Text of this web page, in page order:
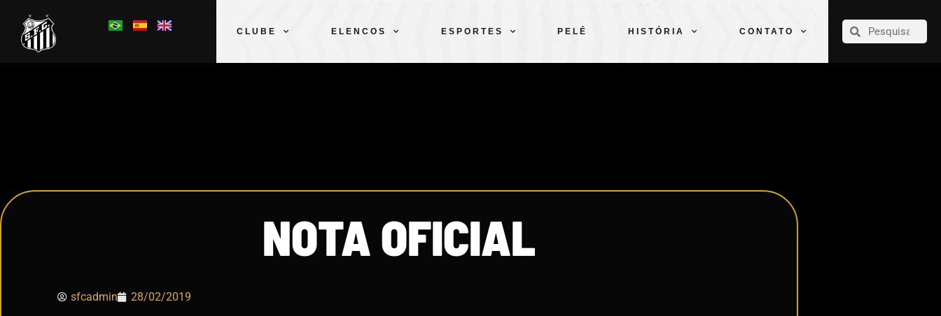
CLUBE ELENCOS ESPORTES PELÉ HISTÓRIA CONTATO
CLUBE
NOTA OFICIAL
sfcadmin 28/02/2019